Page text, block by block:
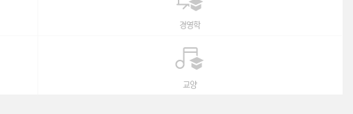
경영학
교양